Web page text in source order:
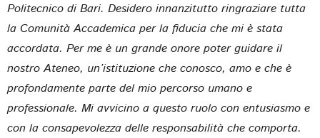
Politecnico di Bari. Desidero innanzitutto ringraziare tutta
la Comunità Accademica per la fiducia che mi è stata
accordata. Per me è un grande onore poter guidare il
nostro Ateneo, un’istituzione che conosco, amo e che è
profondamente parte del mio percorso umano e
professionale. Mi avvicino a questo ruolo con entusiasmo e
con la consapevolezza delle responsabilità che comporta.